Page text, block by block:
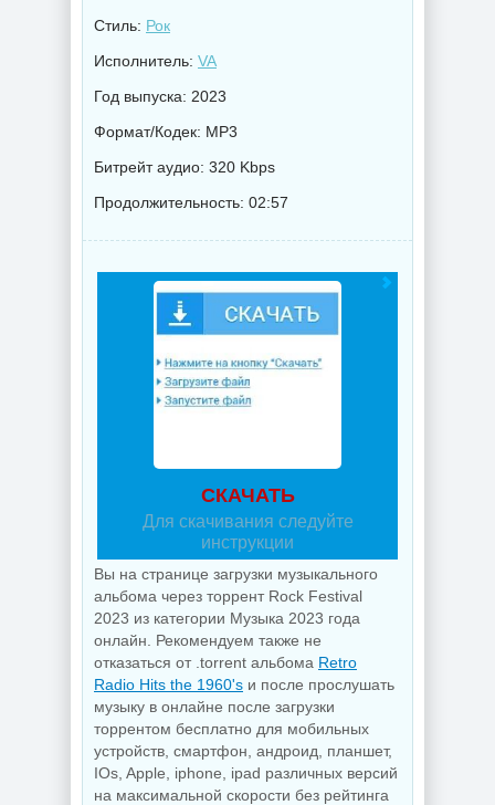
Стиль: Рок
Исполнитель: VA
Год выпуска: 2023
Формат/Кодек: MP3
Битрейт аудио: 320 Kbps
Продолжительность: 02:57
СКАЧАТЬ
Для скачивания следуйте
инструкции
Вы на странице загрузки музыкального
альбома через торрент Rock Festival
2023 из категории Музыка 2023 года
онлайн. Рекомендуем также не
отказаться от .torrent альбома Retro
Radio Hits the 1960's и после прослушать
музыку в онлайне после загрузки
торрентом бесплатно для мобильных
устройств, смартфон, андроид, планшет,
IOs, Apple, iphone, ipad различных версий
на максимальной скорости без рейтинга